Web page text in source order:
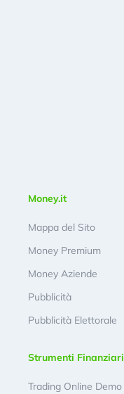
Money.it
Mappa del Sito
Money Premium
Money Aziende
Pubblicità
Pubblicità Elettorale
Strumenti Finanziari
Trading Online Demo